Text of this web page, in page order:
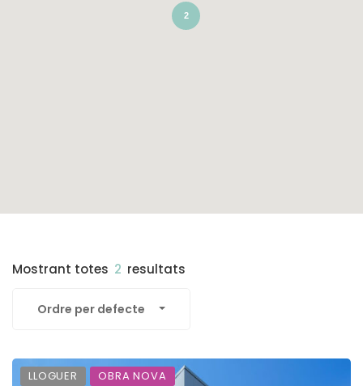
2
Mostrant totes 2 resultats
Ordre per defecte
LLOGUER OBRA NOVA